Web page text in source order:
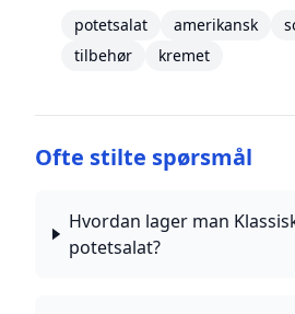
potetsalat amerikansk
tilbehør
kremet
Ofte stilte spørsmål
Hvordan lager man
potetsalat?